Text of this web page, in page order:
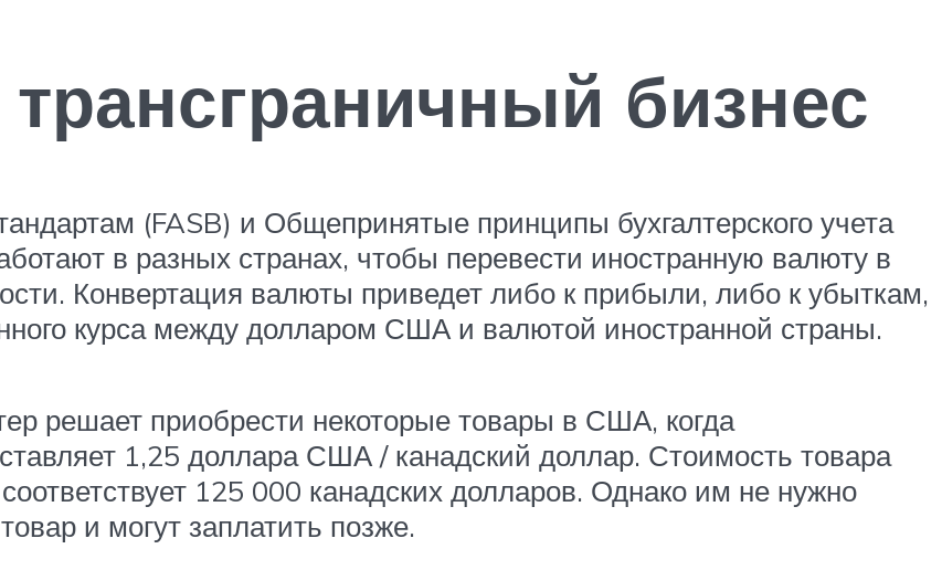
бизнес
(FASB) и Общепринятые принципы бухгалтерского учета
в разных странах, чтобы перевести иностранную валюту в
Конвертация валюты приведет либо к прибыли, либо к убыткам,
курса между долларом США и валютой иностранной страны.
решает приобрести некоторые товары в США, когда
1,25 доллара США / канадский доллар. Стоимость товара
125 000 канадских долларов. Однако им не нужно
и могут заплатить позже.